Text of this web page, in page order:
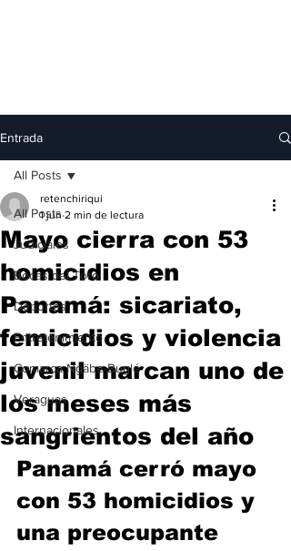
Entrada
All Posts
Judiciales
Bocas del Toro
Deportes
Entretenimiento
Comarca Ngäbe-Buglé
Veraguas
Internacionales
All Posts
Mayo cierra con 53
homicidios en
Panamá: sicariato,
femicidios y violencia
juvenil marcan uno de
los meses más
sangrientos del año
retenchiriqui
1 jun 2 min de lectura
Panamá cerró mayo
con 53 homicidios y
una preocupante